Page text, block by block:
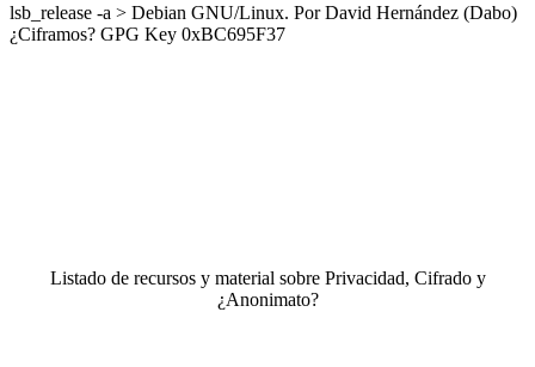
lsb_release -a > Debian GNU/Linux. Por David Hernández (Dabo)
¿Ciframos? GPG Key 0xBC695F37
Listado de recursos y material sobre Privacidad, Cifrado y
¿Anonimato?